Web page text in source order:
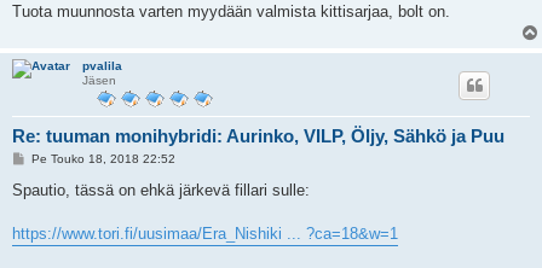
Tuota muunnosta varten myydään valmista kittisarjaa, bolt on.
pvalila
Jäsen
Re: tuuman monihybridi: Aurinko, VILP, Öljy, Sähkö ja Puu
V
e
i
Pe Touko 18, 2018 22:52
Spautio, tässä on ehkä järkevä fillari sulle:
https://www.tori.fi/uusimaa/Era_Nishiki ... ?ca=18&w=1